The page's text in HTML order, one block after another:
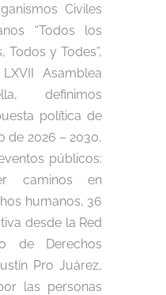
Civiles
“Todos los
Todos y Todes”,
Asamblea
definimos
política de
de 2026 – 2030,
públicos:
caminos en
humanos, 36
desde la Red
de Derechos
Pro Juárez,
las personas